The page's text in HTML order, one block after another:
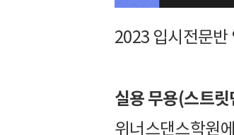
2023 입시전문반
실용 무용(스트
위너스댄스학원